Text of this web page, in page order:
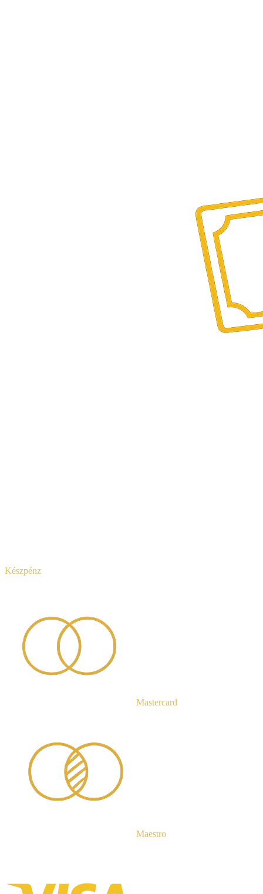
Készpénz
Mastercard
Maestro